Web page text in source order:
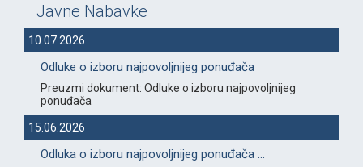
Javne Nabavke
10.07.2026
Odluke o izboru najpovoljnijeg ponuđača
Preuzmi dokument: Odluke o izboru najpovoljnijeg
ponuđača
15.06.2026
Odluka o izboru najpovoljnijeg ponuđača ...